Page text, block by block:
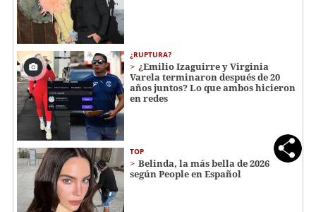
¿RUPTURA?
¿Emilio Izaguirre y Virginia
Varela terminaron después de 20
años juntos? Lo que ambos hicieron
en redes
TOP
Belinda, la más bella de 2026
según People en Español